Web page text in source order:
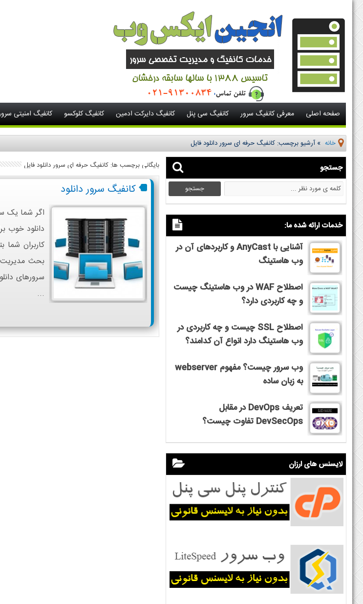
صفحه اصلی معرفی کانفیگ سرور کانفیگ سی پنل کانفیگ دایرکت ادمین کانفیگ کلوکسو کانفیگ امنیتی
خانه »آرشیو برچسب: کانفیگ حرفه ای سرور دانلود فایل
بایگانی برچسب ها: کانفیگ حرفه ای سرور دانلود فایل
کانفیگ سرور دانلود
اگر شما یک
دانلود خوب
کاربران شما
سرورهای
...
جستجو
خدمات ارائه شده ما:
آشنایی با AnyCast و کاربردهای آن در
وب هاستینگ
اصطلاح WAF در وب هاستینگ چیست
و چه کاربردی دارد؟
اصطلاح SSL چیست و چه کاربردی در
وب هاستینگ دارد انواع آن کدامند؟
وب سرور چیست؟ مفهوم webserver
به زبان ساده
تعریف DevOps در مقابل
DevSecOps تفاوت چیست؟
لایسنس های ارزان